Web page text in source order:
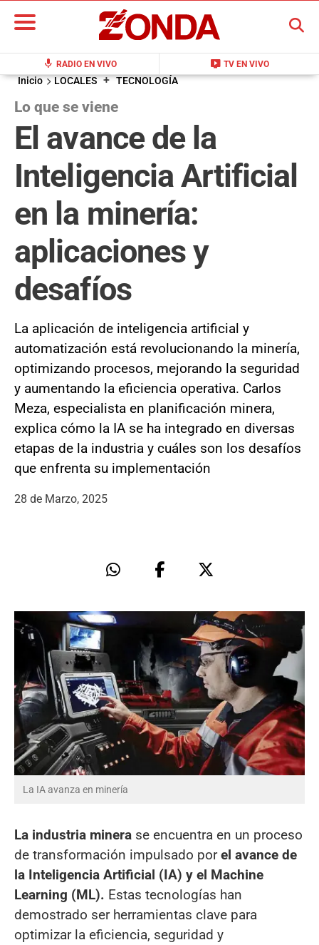
mic RADIO EN VIVO live_tv TV EN VIVO
BUSCAR
Inicio LOCALES + TECNOLOGÍA
Lo que se viene
El avance de la
Inteligencia Artificial
en la minería:
aplicaciones y
desafíos
La aplicación de inteligencia artificial y
automatización está revolucionando la minería,
optimizando procesos, mejorando la seguridad
y aumentando la eficiencia operativa. Carlos
Meza, especialista en planificación minera,
explica cómo la IA se ha integrado en diversas
etapas de la industria y cuáles son los desafíos
que enfrenta su implementación
28 de Marzo, 2025
La IA avanza en minería
La industria minera se encuentra en un proceso
de transformación impulsado porel avance de
la Inteligencia Artificial (IA) y el Machine
Learning (ML). Estas tecnologías han
demostrado ser herramientas clave para
optimizar la eficiencia, seguridad y